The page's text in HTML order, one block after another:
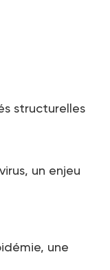
structurelles
un enjeu
une